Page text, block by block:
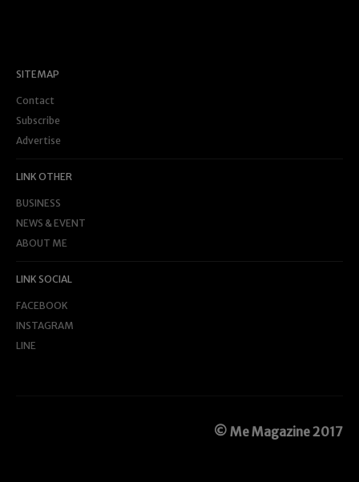
SITEMAP
Contact
Subscribe
Advertise
LINK OTHER
BUSINESS
NEWS & EVENT
ABOUT ME
LINK SOCIAL
FACEBOOK
INSTAGRAM
LINE
© Me Magazine 2017